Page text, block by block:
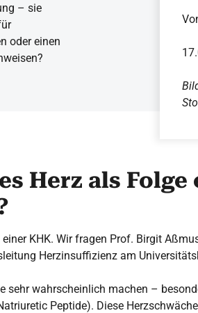
– sie
oder einen
Herz als Folge
KHK. Wir fragen Prof. Birgit
Herzinsuffizienz am
sehr wahrscheinlich machen –
Peptide). Diese